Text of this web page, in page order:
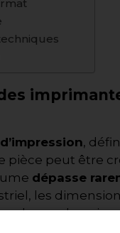
,
pièce peut être
dépasse
les
aux besoins